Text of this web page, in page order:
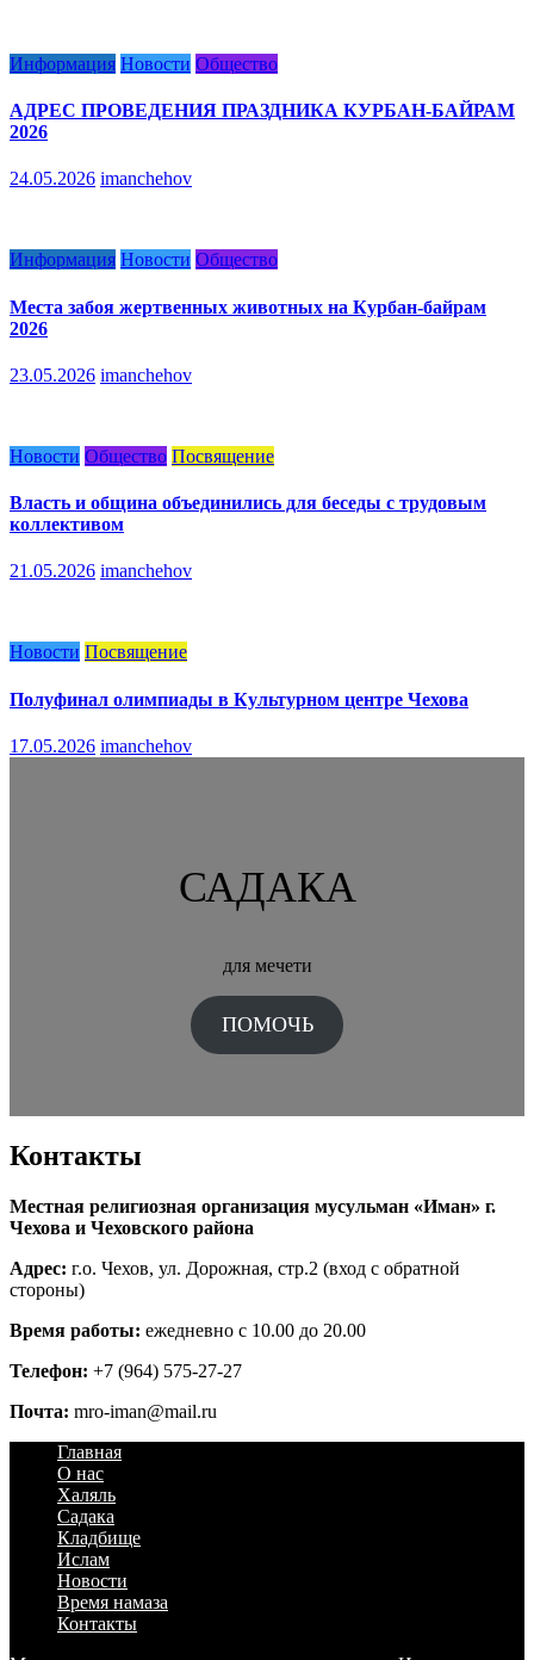
Информация Новости Общество
АДРЕС ПРОВЕДЕНИЯ ПРАЗДНИКА КУРБАН-БАЙРАМ
2026
24.05.2026 imanchehov
Информация Новости Общество
Места забоя жертвенных животных на Курбан-байрам
2026
23.05.2026 imanchehov
Новости Общество Посвящение
Власть и община объединились для беседы с трудовым
коллективом
21.05.2026 imanchehov
Новости Посвящение
Полуфинал олимпиады в Культурном центре Чехова
17.05.2026 imanchehov
САДАКА
для мечети
ПОМОЧЬ
Контакты
Местная религиозная организация мусульман «Иман» г.
Чехова и Чеховского района
Адрес: г.о. Чехов, ул. Дорожная, стр.2 (вход с обратной
стороны)
Время работы: ежедневно с 10.00 до 20.00
Телефон: +7 (964) 575-27-27
Почта: mro-iman@mail.ru
Главная
О нас
Халяль
Садака
Кладбище
Ислам
Новости
Время намаза
Контакты